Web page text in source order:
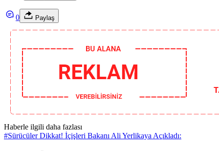
0 Paylaş
Haberle ilgili daha fazlası
#Sürücüler Dikkat! İçişleri Bakanı Ali Yerlikaya Açıkladı: